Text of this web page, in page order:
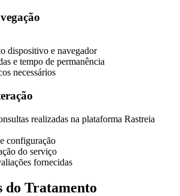
dispositivo e navegador
e tempo de permanência
necessários
realizadas na plataforma Rastreia
configuração
do serviço
fornecidas
do Tratamento